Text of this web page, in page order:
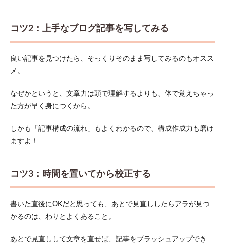
コツ2：上手なブログ記事を写してみる
良い記事を見つけたら、そっくりそのまま写してみるのもオスス
メ。
なぜかというと、文章力は頭で理解するよりも、体で覚えちゃっ
た方が早く身につくから。
しかも「記事構成の流れ」もよくわかるので、構成作成力も磨け
ますよ！
コツ3：時間を置いてから校正する
書いた直後にOKだと思っても、あとで見直ししたらアラが見つ
かるのは、わりとよくあること。
あとで見直しして文章を直せば、記事をブラッシュアップでき